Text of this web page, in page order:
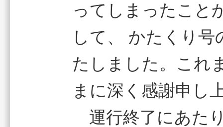
ってしまったこと
して、 かたくり
たしました。これ
まに深く感謝申し
運行終了にあた